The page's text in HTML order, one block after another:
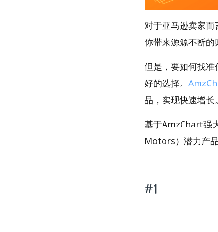
对于亚马逊卖家
你带来源源不断的
但是，要如何找准
好的选择。
品，实现快速增长
基于AmzChart强
Motors）潜力产
#1